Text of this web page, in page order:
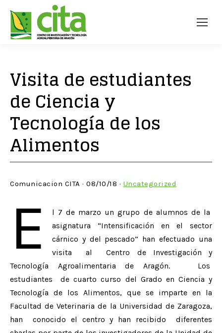
Visita de estudiantes
de Ciencia y
Tecnología de los
Alimentos
Comunicacion CITA · 08/10/18 · Uncategorized
E
l 7 de marzo un grupo de alumnos de la
asignatura “Intensificación en el sector
cárnico y del pescado” han efectuado una
visita al Centro de Investigación y
Tecnología Agroalimentaria de Aragón. Los
estudiantes de cuarto curso del Grado en Ciencia y
Tecnología de los Alimentos, que se imparte en la
Facultad de Veterinaria de la Universidad de Zaragoza,
han conocido el centro y han recibido diferentes